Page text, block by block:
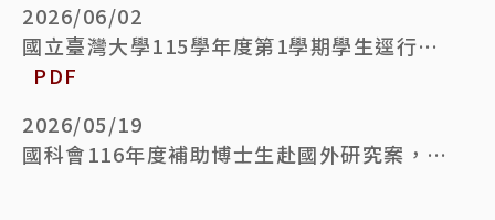
2026/06/02
國立臺灣大學115學年度第1學期學生逕行修讀博士學位備取生遞補錄取名單公告
PDF
2026/05/19
國科會116年度補助博士生赴國外研究案，申請時間自115年6月1日至7月29日(星期三)早上8時止